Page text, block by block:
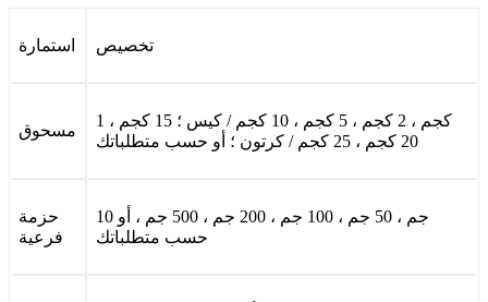
استمارة تخصيص
مسحوق
1 كجم ، 2 كجم ، 5 كجم ، 10 كجم / كيس ؛ 15 كجم ،
20 كجم ، 25 كجم / كرتون ؛ أو حسب متطلباتك
حزمة
فرعية
10 جم ، 50 جم ، 100 جم ، 200 جم ، 500 جم ، أو
حسب متطلباتك